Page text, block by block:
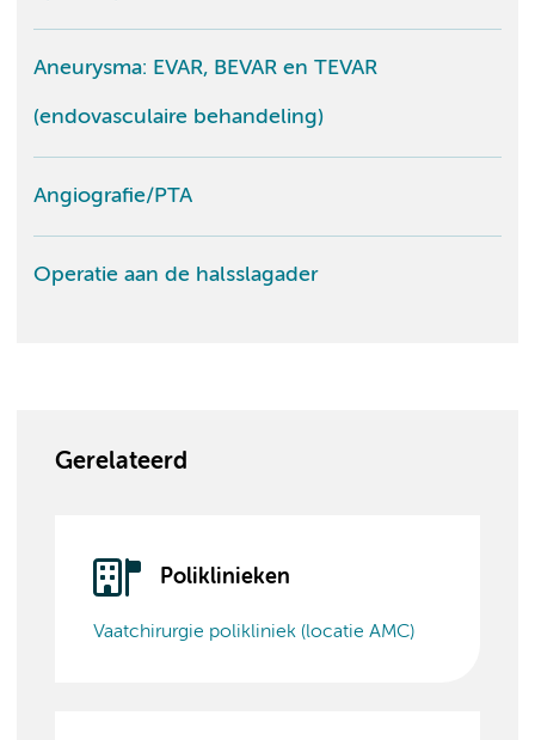
Aneurysma: EVAR, BEVAR en TEVAR
(endovasculaire behandeling)
Angiografie/PTA
Operatie aan de halsslagader
Gerelateerd
Poliklinieken
Vaatchirurgie polikliniek (locatie AMC)